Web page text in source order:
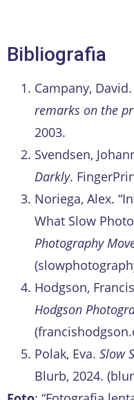
Bibliografia
Campany, David.
remarks on the
2003.
Svendsen,
Darkly.
Noriega, Alex.
What Slow
Photography
Hodgson,
Hodgson
Polak, Eva. Slow
Blurb, 2024.